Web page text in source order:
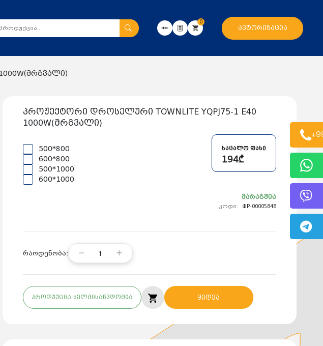
0
ავტორიზაცია
პროჟექტორი დროსელური TOWNLITE YQPJ75-1 E40
1000W(მრგვალი)
საცალო ფასი
194₾
მარაგშია
კოდი: ФР-00005848
500*800
600*800
500*1000
600*1000
რაოდენობა: 1
პროდუქცია ხელმისაწვდომია ყიდვა